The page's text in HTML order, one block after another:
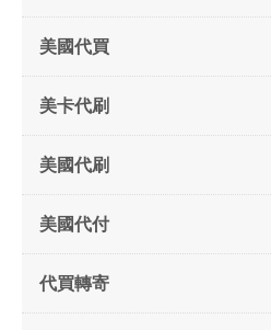
美國代買
美卡代刷
美國代刷
美國代付
代買轉寄